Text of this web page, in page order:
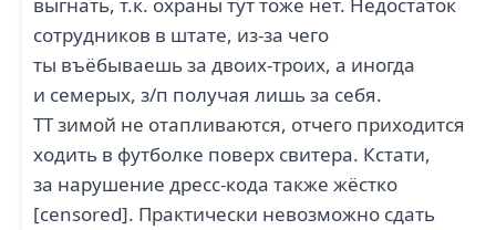
сотрудников в штате, из-за чего
ты въёбываешь за двоих-троих, а иногда
и семерых, з/п получая лишь за себя.
ТТ зимой не отапливаются, отчего приходится
ходить в футболке поверх свитера. Кстати,
за нарушение дресс-кода также жёстко
[censored]. Практически невозможно сдать